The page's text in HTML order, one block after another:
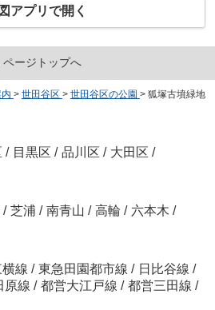
アプリで開く
ページトップへ
> 世田谷区 > 世田谷区の公園 > 狐塚古墳緑地
/ 目黒区 / 品川区 / 大田区 /
/ 芝浦 / 南青山 / 高輪 / 六本木 /
線 / 東急田園都市線 / 日比谷線 /
原線 / 都営大江戸線 / 都営三田線 /